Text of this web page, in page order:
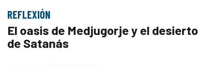
REFLEXIÓN
El oasis de Medjugorje y el desierto
de Satanás